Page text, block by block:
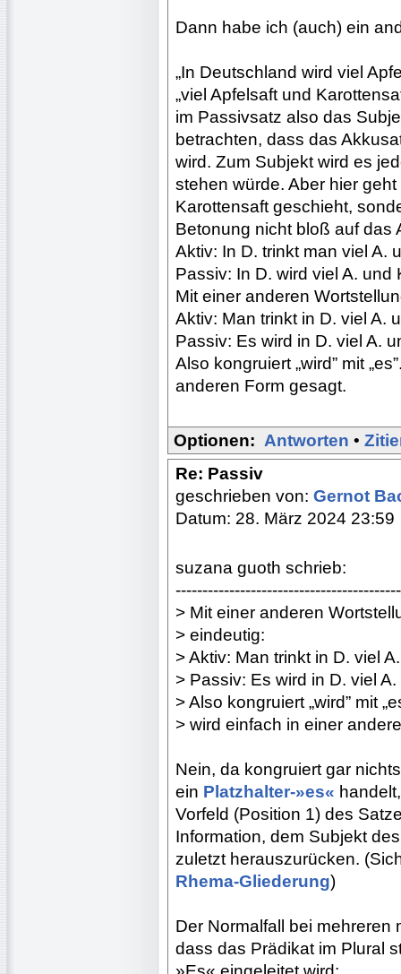
Dann habe ich (auch) ein
„In Deutschland wird viel
„viel Apfelsaft und
im Passivsatz also das
betrachten, dass das
wird. Zum Subjekt wird es
stehen würde. Aber hier
Karottensaft geschieht,
Betonung nicht bloß auf das
Aktiv: In D. trinkt man viel A.
Passiv: In D. wird viel A. und
Mit einer anderen
Aktiv: Man trinkt in D. viel A.
Passiv: Es wird in D. viel A.
Also kongruiert „wird” mit
anderen Form gesagt.
Optionen: Antworten •
Re: Passiv
geschrieben von: Gernot
Datum: 28. März 2024 23:59
suzana guoth schrieb:
> Mit einer anderen
> eindeutig:
> Aktiv: Man trinkt in D. viel
> Passiv: Es wird in D. viel
> Also kongruiert „wird” mit
> wird einfach in einer
Nein, da kongruiert gar
ein Platzhalter-»es«
Vorfeld (Position 1) des
Information, dem Subjekt
zuletzt herauszurücken.
Rhema-Gliederung)
Der Normalfall bei
dass das Prädikat im Plural